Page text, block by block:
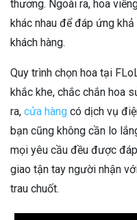
thương. Ngoài ra, hoa
khác nhau để đáp ứng
khách hàng.
Quy trình chọn hoa tại
khắc khe, chắc chắn hoa
ra, cửa hàng có dịch vụ
bạn cũng không cần lo
mọi yêu cầu đều được
giao tận tay người nhận
trau chuốt.